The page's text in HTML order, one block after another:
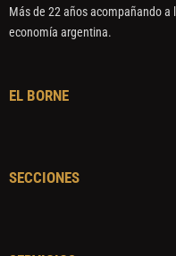
Más de 22 años acompañando
economía argentina.
EL BORNE
SECCIONES